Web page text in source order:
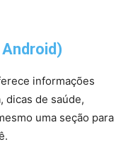
Android)
informações
dicas de saúde,
uma seção para